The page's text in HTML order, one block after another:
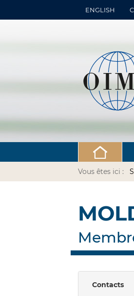
ENGLISH
Vous êtes ici :
Contacts